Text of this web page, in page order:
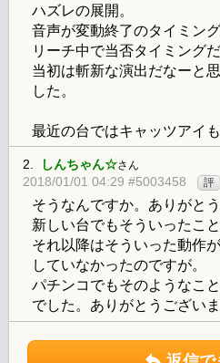
ハズレの展開。
音声が変動終了のタイミン
リーチ中で当否タイミング
当初は斬新な演出だなーと
した。
最近の台ではキャッツアイも
2. しんちゃん☆さん
2018/01/01 04:29 #5003458 評
そうなんですか。ありがと
新しい台でもそういったこ
それ以降はそういった動作
していなかったのですが。
パチンコでもそのようなこ
でした。ありがとうございま